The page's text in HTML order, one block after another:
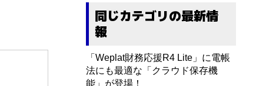
同じカテゴリの最新情
報
「Weplat財務応援R4 Lite」に電帳
法にも最適な「クラウド保存機
能」が登場！